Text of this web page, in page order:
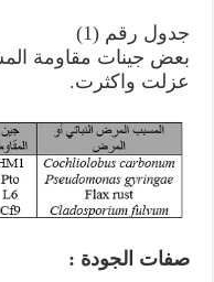
جدول رقم (1)
بعض جينات مقاومة
عزلت واكثرت.
صفات الجودة :